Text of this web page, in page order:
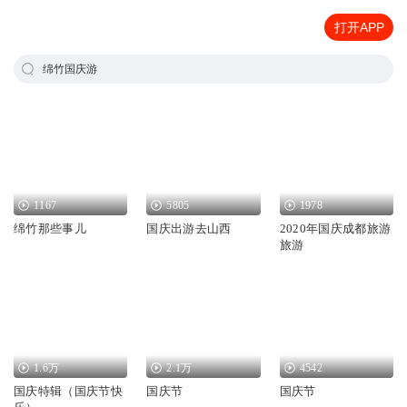
打开APP
绵竹国庆游
1167
绵竹那些事儿
5805
国庆出游去山西
1978
2020年国庆成都旅游
旅游
1.6万
国庆特辑（国庆节快
2.1万
国庆节
4542
国庆节